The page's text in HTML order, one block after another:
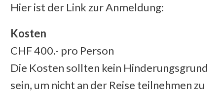
Hier ist der Link zur Anmeldung:
Kosten
CHF 400.- pro Person
Die Kosten sollten kein Hinderungsgrund
sein, um nicht an der Reise teilnehmen zu